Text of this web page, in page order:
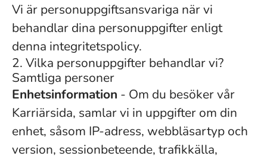
Vi är personuppgiftsansvariga när vi
behandlar dina personuppgifter enligt
denna integritetspolicy.
2. Vilka personuppgifter behandlar vi?
Samtliga personer
Enhetsinformation - Om du besöker vår
Karriärsida, samlar vi in uppgifter om din
enhet, såsom IP-adress, webbläsartyp och
version, sessionbeteende, trafikkälla,